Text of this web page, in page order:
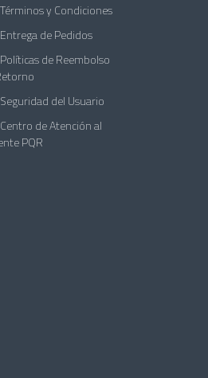
Términos y Condiciones
Entrega de Pedidos
Políticas de Reembolso
Seguridad del Usuario
Centro de Atención al
PQR